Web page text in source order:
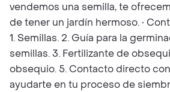
vendemos una semilla, te
de tener un jardín hermoso. •
1. Semillas. 2. Guía para la
semillas. 3. Fertilizante de
obsequio. 5. Contacto directo
ayudarte en tu proceso de